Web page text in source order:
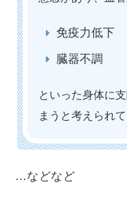
免疫力低下
臓器不調
といった身体に
まうと考えられて
…などなど